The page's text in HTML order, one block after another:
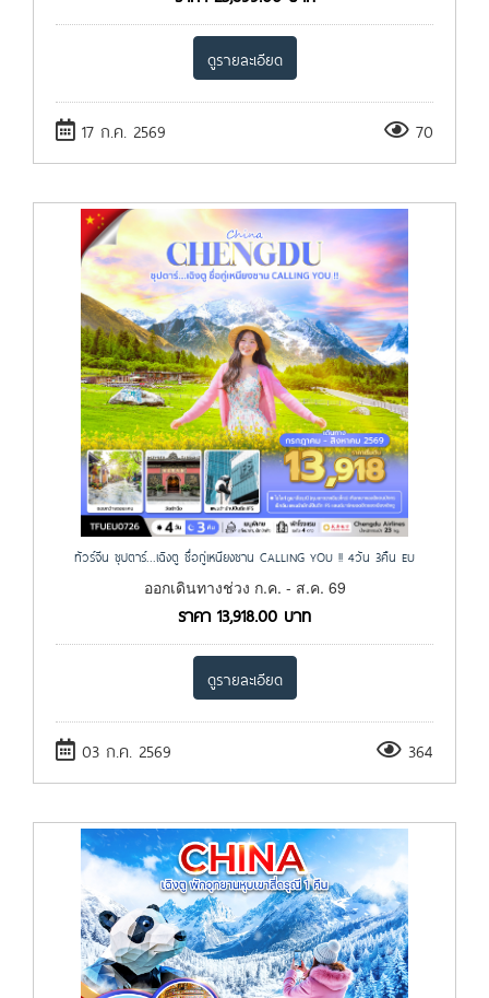
ดูรายละเอียด
17 ก.ค. 2569 70
ทัวร์จีน ซุปตาร์...เฉิงตู ซื่อกู่เหนียงซาน CALLING YOU !! 4วัน 3คืน EU
ออกเดินทางช่วง ก.ค. - ส.ค. 69
ราคา 13,918.00 บาท
ดูรายละเอียด
03 ก.ค. 2569 364